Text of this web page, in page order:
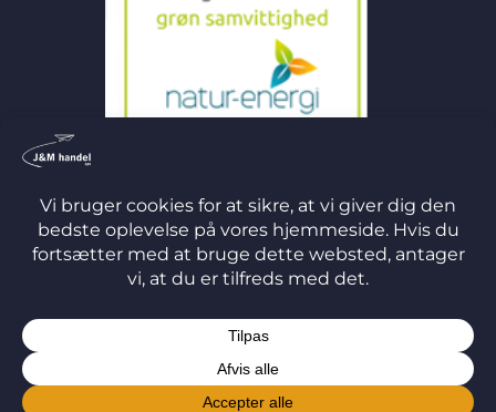
©
2026 J&M Handel ApS